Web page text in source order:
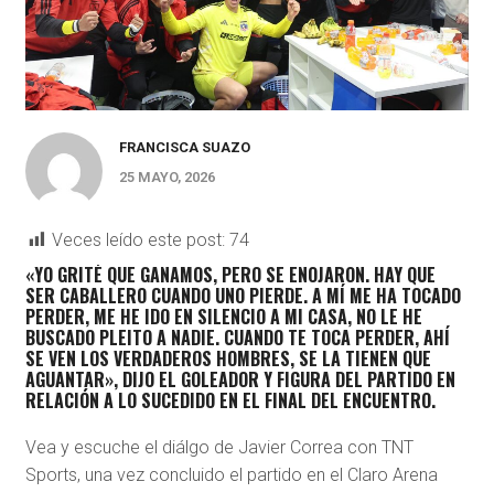
FRANCISCA SUAZO
25 MAYO, 2026
Veces leído este post: 74
«YO GRITÉ QUE GANAMOS, PERO SE ENOJARON. HAY QUE
SER CABALLERO CUANDO UNO PIERDE. A MÍ ME HA TOCADO
PERDER, ME HE IDO EN SILENCIO A MI CASA, NO LE HE
BUSCADO PLEITO A NADIE. CUANDO TE TOCA PERDER, AHÍ
SE VEN LOS VERDADEROS HOMBRES, SE LA TIENEN QUE
AGUANTAR», DIJO EL GOLEADOR Y FIGURA DEL PARTIDO EN
RELACIÓN A LO SUCEDIDO EN EL FINAL DEL ENCUENTRO.
Vea y escuche el diálgo de Javier Correa con TNT
Sports, una vez concluido el partido en el Claro Arena